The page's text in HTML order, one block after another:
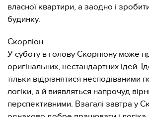
власної квартири, а заодно і
будинку.
Скорпіон
У суботу в голову Скорпіону може
оригінальних, нестандартних ідей.
тільки відрізнятися несподіваними
логіки, а й виявляться напрочуд
перспективними. Взагалі завтра у